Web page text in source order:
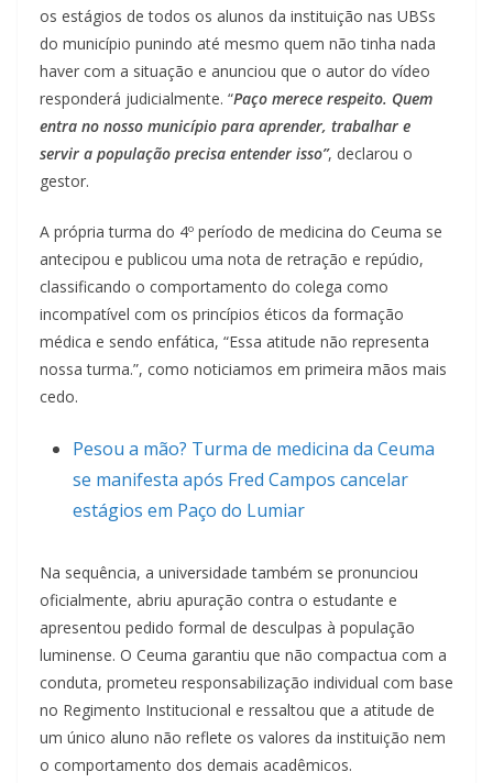
os estágios de todos os alunos da instituição nas UBSs
do município punindo até mesmo quem não tinha nada
haver com a situação e anunciou que o autor do vídeo
responderá judicialmente. “Paço merece respeito. Quem
entra no nosso município para aprender, trabalhar e
servir a população precisa entender isso”, declarou o
gestor.
A própria turma do 4º período de medicina do Ceuma se
antecipou e publicou uma nota de retração e repúdio,
classificando o comportamento do colega como
incompatível com os princípios éticos da formação
médica e sendo enfática, “Essa atitude não representa
nossa turma.”, como noticiamos em primeira mãos mais
cedo.
Pesou a mão? Turma de medicina da Ceuma
se manifesta após Fred Campos cancelar
estágios em Paço do Lumiar
Na sequência, a universidade também se pronunciou
oficialmente, abriu apuração contra o estudante e
apresentou pedido formal de desculpas à população
luminense. O Ceuma garantiu que não compactua com a
conduta, prometeu responsabilização individual com base
no Regimento Institucional e ressaltou que a atitude de
um único aluno não reflete os valores da instituição nem
o comportamento dos demais acadêmicos.